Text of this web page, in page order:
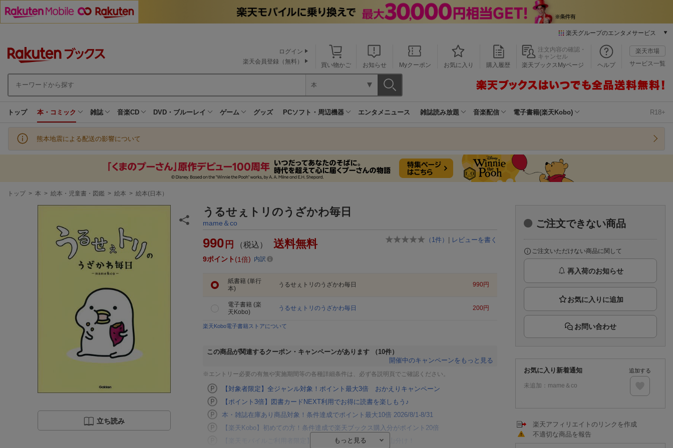
楽天グループのエンタメサービス
本/ゲーム/CD/DVD
楽天ブックス
楽天Kobo
楽天チケット
エンタメニュース
推し楽
買い物かご お知らせ Myクーポン お気に入り 購入履歴
注文内容の確認・
キャンセル
楽天ブックスMyページ
ヘルプ
楽天市場
サービス一覧
ログイン
楽天会員登録（無料）
本
トップ 本・コミック 雑誌 音楽CD DVD・ブルーレイ ゲーム グッズ PCソフト・周辺機器 エンタメニュース 雑誌読み放題 音楽配信 電子書籍(楽天Kobo) R18+
熊本地震による配送の影響について
現
トップ > 本 > 絵本・児童書・図鑑 > 絵本 > 絵本(日本）
立ち読み
うるせぇトリのうざかわ毎日
mame＆co
（ 1件） | レビューを書く
990 円 （税込） 送料無料
9ポイント 1倍 内訳
紙書籍 (単行
本)
うるせぇトリのうざかわ毎日 990円
電子書籍 (楽
天Kobo)
うるせぇトリのうざかわ毎日 200円
楽天Kobo電子書籍ストアについて
この商品が関連するクーポン・キャンペーンがあります
（10件）
開催中のキャンペーンをもっと見る
※エントリー必要の有無や実施期間等の各種詳細条件は、必ず各説明頁でご確認ください。
【対象者限定】全ジャンル対象！ポイント最大3倍 おかえりキャンペーン
【ポイント3倍】図書カードNEXT利用でお得に読書を楽しもう♪
本・雑誌在庫あり商品対象！条件達成でポイント最大10倍 2026/8/1-8/31
【楽天Kobo】初めての方！条件達成で楽天ブックス購入分がポイント20倍
【楽天モバイルご利用者限定】条件達成で100万ポイント山分け！
ご注文できない商品
ご注文いただけない商品に関して
再入荷のお知らせ
お問い合わせ
お気に入り新着通知
未追加： mame＆co
追加する
楽天アフィリエイトのリンクを作成
不適切な商品を報告